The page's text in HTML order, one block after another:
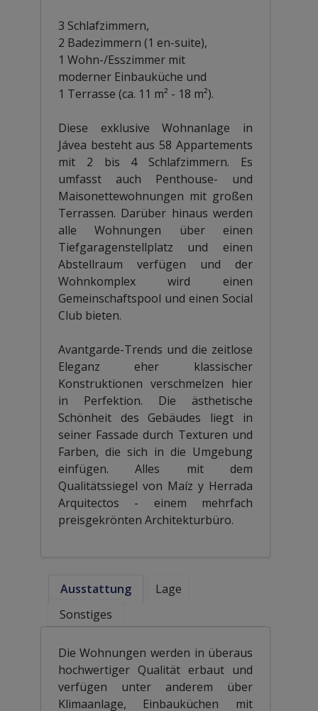
3 Schlafzimmern,
2 Badezimmern (1 en-suite),
1 Wohn-/Esszimmer mit
moderner Einbauküche und
1 Terrasse (ca. 11 m² - 18 m²).
Diese exklusive Wohnanlage in
Jávea besteht aus 58 Appartements
mit 2 bis 4 Schlafzimmern. Es
umfasst auch Penthouse- und
Maisonettewohnungen mit großen
Terrassen. Darüber hinaus werden
alle Wohnungen über einen
Tiefgaragenstellplatz und einen
Abstellraum verfügen und der
Wohnkomplex wird einen
Gemeinschaftspool und einen Social
Club bieten.
Avantgarde-Trends und die zeitlose
Eleganz eher klassischer
Konstruktionen verschmelzen hier
in Perfektion. Die ästhetische
Schönheit des Gebäudes liegt in
seiner Fassade durch Texturen und
Farben, die sich in die Umgebung
einfügen. Alles mit dem
Qualitätssiegel von Maíz y Herrada
Arquitectos - einem mehrfach
preisgekrönten Architekturbüro.
Ausstattung
Lage
Sonstiges
Die Wohnungen werden in überaus
hochwertiger Qualität erbaut und
verfügen unter anderem über
Klimaanlage, Einbauküchen mit